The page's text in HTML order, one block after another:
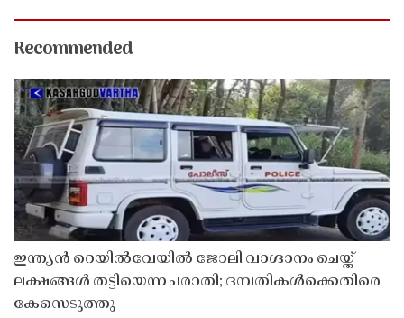
Recommended
ഇന്ത്യൻ റെയിൽവേയിൽ ജോലി വാഗ്ദാനം ചെയ്ത്
ലക്ഷങ്ങൾ തട്ടിയെന്ന പരാതി; ദമ്പതികൾക്കെതിരെ
കേസെടുത്തു